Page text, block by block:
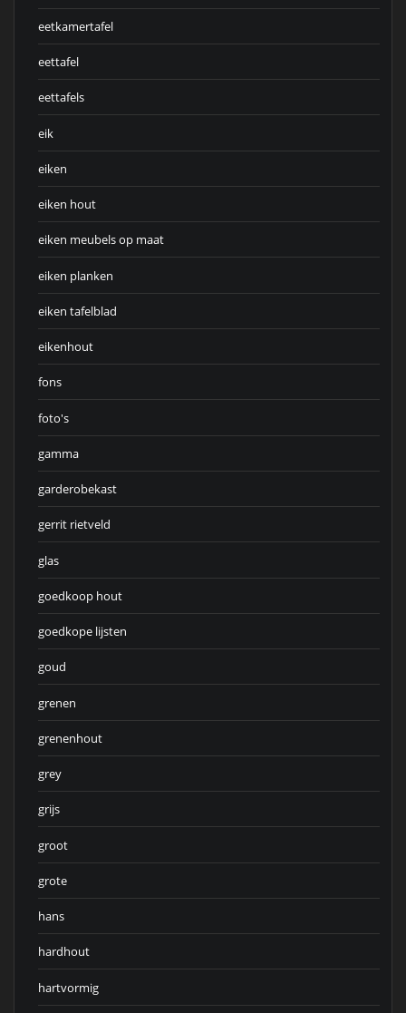
eetkamertafel
eettafel
eettafels
eik
eiken
eiken hout
eiken meubels op maat
eiken planken
eiken tafelblad
eikenhout
fons
foto's
gamma
garderobekast
gerrit rietveld
glas
goedkoop hout
goedkope lijsten
goud
grenen
grenenhout
grey
grijs
groot
grote
hans
hardhout
hartvormig